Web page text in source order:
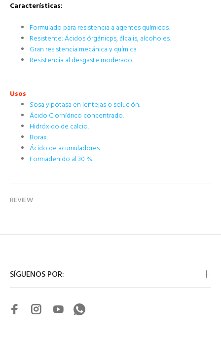
Características:
Formulado para resistencia a agentes químicos.
Resistente: Ácidos órgánicps, álcalis, alcoholes.
Gran resistencia mecánica y química.
Resistencia al desgaste moderado.
Usos
Sosa y potasa en lentejas o solución.
Ácido Clorhídrico concentrado.
Hidróxido de calcio.
Borax.
Ácido de acumuladores.
Formadehido al 30 %.
REVIEW
SÍGUENOS POR: